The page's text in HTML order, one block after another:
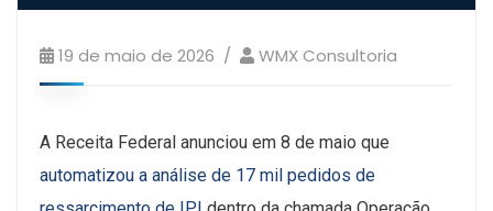
19 de maio de 2026 WMX Consultoria
A Receita Federal anunciou em 8 de maio que
automatizou a análise de 17 mil pedidos de